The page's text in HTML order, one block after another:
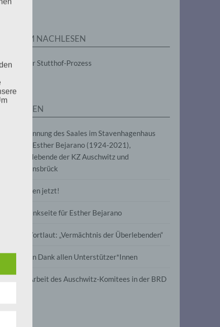
ZUM NACHLESEN
Der Stutthof-Prozess
SEITEN
Benennung des Saales im Stavenhagenhaus
nach Esther Bejarano (1924-2021),
Überlebende der KZ Auschwitz und
Ravensbrück
Frieden jetzt!
Gedenkseite für Esther Bejarano
Im Wortlaut: „Vermächtnis der Überlebenden“
Vielen Dank allen Unterstützer*Innen
Zur Arbeit des Auschwitz-Komitees in der BRD